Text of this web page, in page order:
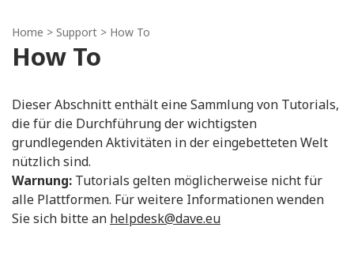
Home > Support > How To
How To
Dieser Abschnitt enthält eine Sammlung von Tutorials,
die für die Durchführung der wichtigsten
grundlegenden Aktivitäten in der eingebetteten Welt
nützlich sind.
Warnung: Tutorials gelten möglicherweise nicht für
alle Plattformen. Für weitere Informationen wenden
Sie sich bitte an helpdesk@dave.eu